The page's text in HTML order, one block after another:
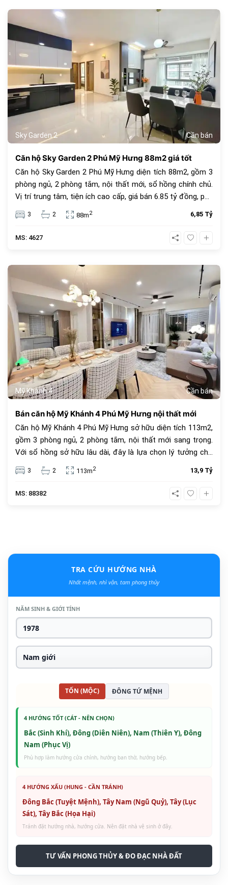
Sky Garden 2 Cần bán
Căn hộ Sky Garden 2 Phú Mỹ Hưng 88m2 giá tốt
Căn hộ Sky Garden 2 Phú Mỹ Hưng diện tích 88m2, gồm 3
phòng ngủ, 2 phòng tắm, nội thất mới, sổ hồng chính chủ.
Vị trí trung tâm, tiện ích cao cấp, giá bán 6.85 tỷ đồng, phù
hợp để ở hoặc đầu tư.
3 2 88m2 6,85 Tỷ
MS: 4627
Mỹ Khánh 4 Cần bán
Bán căn hộ Mỹ Khánh 4 Phú Mỹ Hưng nội thất mới
Căn hộ Mỹ Khánh 4 Phú Mỹ Hưng sở hữu diện tích 113m2,
gồm 3 phòng ngủ, 2 phòng tắm, nội thất mới sang trọng.
Với sổ hồng sở hữu lâu dài, đây là lựa chọn lý tưởng cho
an cư và đầu tư. Giá bán 13.9 tỷ đồng, vị trí trung tâm, tiện
ích đầy đủ.
3 2 113m2 13,9 Tỷ
MS: 88382
TRA CỨU HƯỚNG NHÀ
Nhất mệnh, nhì vận, tam phong thủy
NĂM SINH & GIỚI TÍNH
TỐN (MỘC) ĐÔNG TỨ MỆNH
4 HƯỚNG TỐT (CÁT - NÊN CHỌN)
Bắc (Sinh Khí), Đông (Diên Niên), Nam (Thiên Y), Đông
Nam (Phục Vị)
Phù hợp làm hướng cửa chính, hướng ban thờ, hướng bếp.
4 HƯỚNG XẤU (HUNG - CẦN TRÁNH)
Đông Bắc (Tuyệt Mệnh), Tây Nam (Ngũ Quỷ), Tây (Lục
Sát), Tây Bắc (Họa Hại)
Tránh đặt hướng nhà, hướng cửa. Nên đặt nhà vệ sinh ở đây.
TƯ VẤN PHONG THỦY & ĐO ĐẠC NHÀ ĐẤT